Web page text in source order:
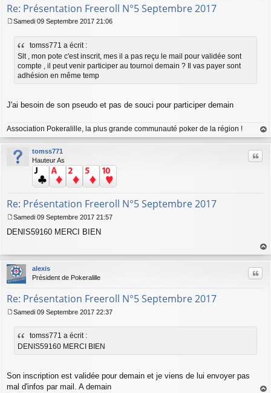
Re: Présentation Freeroll N°5 Septembre 2017
e
e
Samedi 09 Septembre 2017 21:06
tomss771 a écrit :
Slt , mon pote c'est inscrit, mes il a pas reçu le mail pour validée sont
compte , il peut venir participer au tournoi demain ? Il vas payer sont
adhésion en même temp
J'ai besoin de son pseudo et pas de souci pour participer demain
Association Pokeralille, la plus grande communauté poker de la région !
au
tomss771
Hauteur As
Re: Présentation Freeroll N°5 Septembre 2017
Citer
e
a
g
e
Samedi 09 Septembre 2017 21:57
DENIS59160 MERCI BIEN
au
alexis
Président de Pokeralille
Re: Présentation Freeroll N°5 Septembre 2017
Citer
e
a
e
Samedi 09 Septembre 2017 22:37
tomss771 a écrit :
DENIS59160 MERCI BIEN
Son inscription est validée pour demain et je viens de lui envoyer pas
mal d'infos par mail. A demain